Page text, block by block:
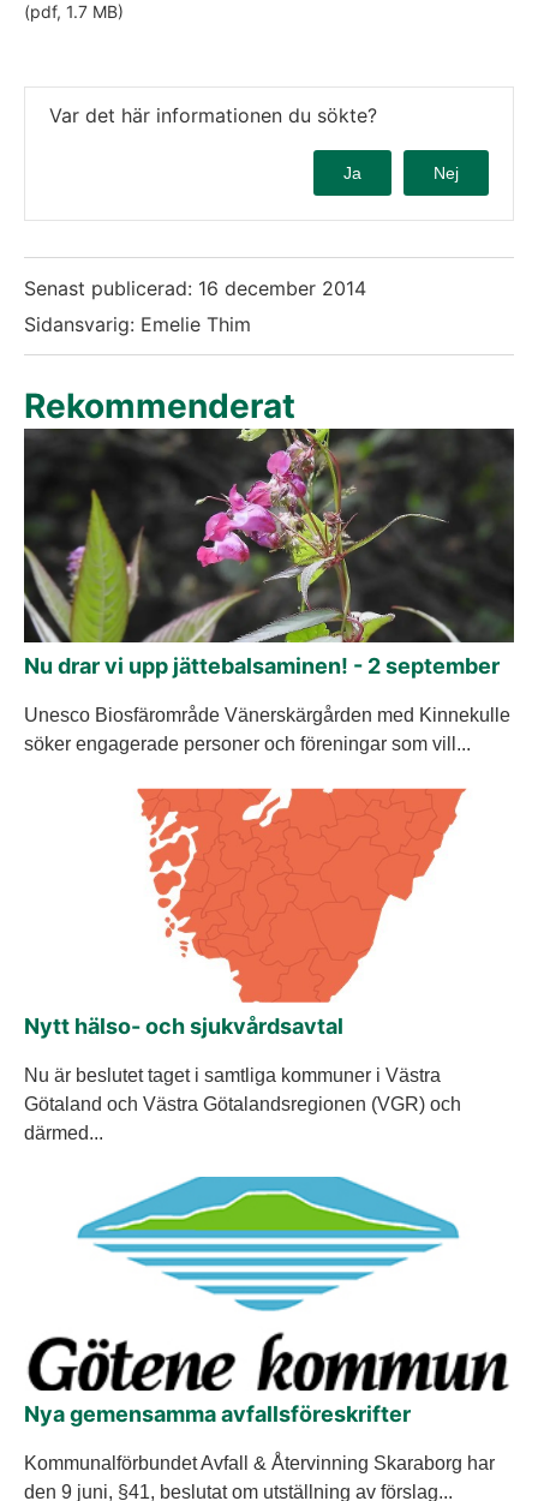
(pdf, 1.7 MB)
Var det här informationen du sökte?
Ja Nej
Senast publicerad: 16 december 2014
Sidansvarig: Emelie Thim
Rekommenderat
Nu drar vi upp jättebalsaminen! - 2 september
Unesco Biosfärområde Vänerskärgården med Kinnekulle
söker engagerade personer och föreningar som vill...
Nytt hälso- och sjukvårdsavtal
Nu är beslutet taget i samtliga kommuner i Västra
Götaland och Västra Götalandsregionen (VGR) och
därmed...
Nya gemensamma avfallsföreskrifter
Kommunalförbundet Avfall & Återvinning Skaraborg har
den 9 juni, §41, beslutat om utställning av förslag...